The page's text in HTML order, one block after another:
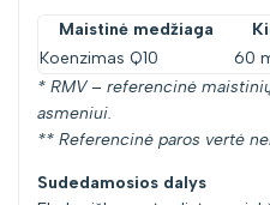
Maistinė medžiaga
Koenzimas Q10
60
* RMV – referencinė
asmeniui.
** Referencinė paros vertė
Sudedamosios dalys